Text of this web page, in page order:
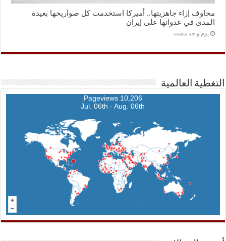
مخاوف إزاء جاهزيتها.. أميركا استخدمت كل صواريخها بعيدة
المدى في عدوانها على إيران
‏يوم واحد مضت
التغطية العالمية
10,206 Pageviews
Jul. 06th - Aug. 06th